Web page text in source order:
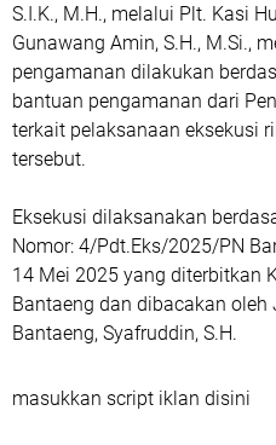
S.I.K., M.H., melalui Plt. Kasi
Gunawang Amin, S.H., M.Si.,
pengamanan dilakukan
bantuan pengamanan dari
terkait pelaksanaan eksekusi
tersebut.
Eksekusi dilaksanakan
Nomor: 4/Pdt.Eks/2025/PN
14 Mei 2025 yang diterbitkan
Bantaeng dan dibacakan
Bantaeng, Syafruddin, S.H.
masukkan script iklan disini